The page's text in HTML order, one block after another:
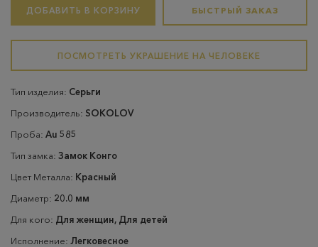
ДОБАВИТЬ В КОРЗИНУ БЫСТРЫЙ ЗАКАЗ
ПОСМОТРЕТЬ УКРАШЕНИЕ НА ЧЕЛОВЕКЕ
Тип изделия: Серьги
Производитель: SOKOLOV
Проба: Au 585
Тип замка: Замок Конго
Цвет Металла: Красный
Диаметр: 20.0 мм
Для кого: Для женщин, Для детей
Исполнение: Легковесное